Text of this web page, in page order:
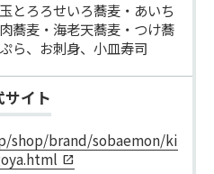
とろろせいろ蕎麦・あいち
蕎麦・海老天蕎麦・つけ蕎
サイト
shop/brand/sobaemon/ki